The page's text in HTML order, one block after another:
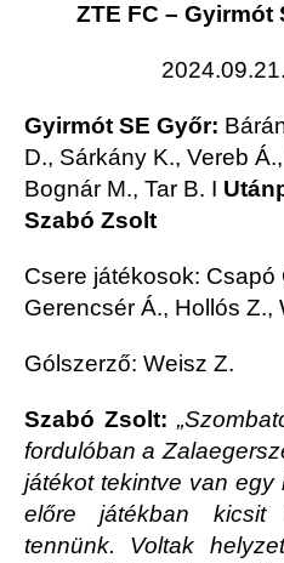
ZTE FC – Gyirmót
Gyirmót SE Győr:
D., Sárkány K., Vereb
Bognár M., Tar B. I
Szabó Zsolt
Csere játékosok: Csapó
Gerencsér Á., Hollós Z.,
Gólszerző: Weisz Z.
Szabó Zsolt:
fordulóban a
játékot tekintve van egy
előre játékban kicsit
tennünk. Voltak